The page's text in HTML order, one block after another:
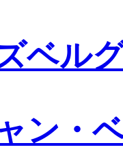
ベル
ン・